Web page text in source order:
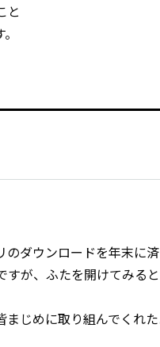
と
ダウンロードを年末に
が、ふたを開けてみる
じめに取り組んでくれた